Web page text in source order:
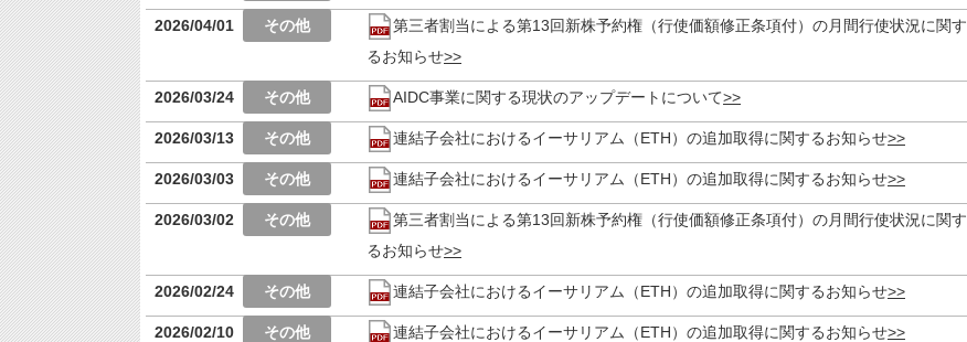
2026/04/01
第三者割当による第13回新株予約権（行使価額修正条項付）の月間行使状況に関す
るお知らせ
2026/03/24 AIDC事業に関する現状のアップデートについて
2026/03/13 連結子会社におけるイーサリアム（ETH）の追加取得に関するお知らせ
2026/03/03 連結子会社におけるイーサリアム（ETH）の追加取得に関するお知らせ
2026/03/02
第三者割当による第13回新株予約権（行使価額修正条項付）の月間行使状況に関す
るお知らせ
2026/02/24 連結子会社におけるイーサリアム（ETH）の追加取得に関するお知らせ
2026/02/10 連結子会社におけるイーサリアム（ETH）の追加取得に関するお知らせ